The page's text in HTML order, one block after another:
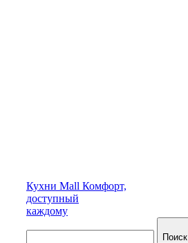
Кухни Mall Комфорт,
доступный
каждому
Поиск